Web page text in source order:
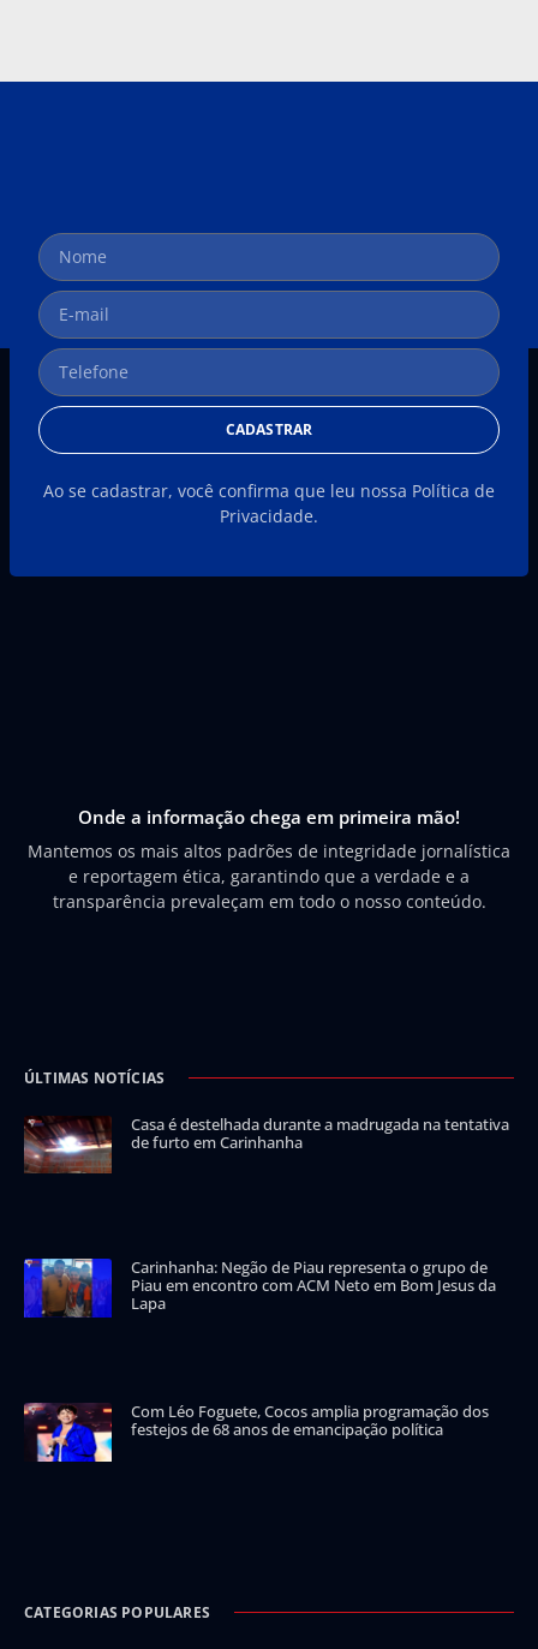
CADASTRAR
Ao se cadastrar, você confirma que leu nossa Política de
Privacidade.
Onde a informação chega em primeira mão!
Mantemos os mais altos padrões de integridade jornalística
e reportagem ética, garantindo que a verdade e a
transparência prevaleçam em todo o nosso conteúdo.
ÚLTIMAS NOTÍCIAS
Casa é destelhada durante a madrugada na tentativa
de furto em Carinhanha
Carinhanha: Negão de Piau representa o grupo de
Piau em encontro com ACM Neto em Bom Jesus da
Lapa
Com Léo Foguete, Cocos amplia programação dos
festejos de 68 anos de emancipação política
CATEGORIAS POPULARES